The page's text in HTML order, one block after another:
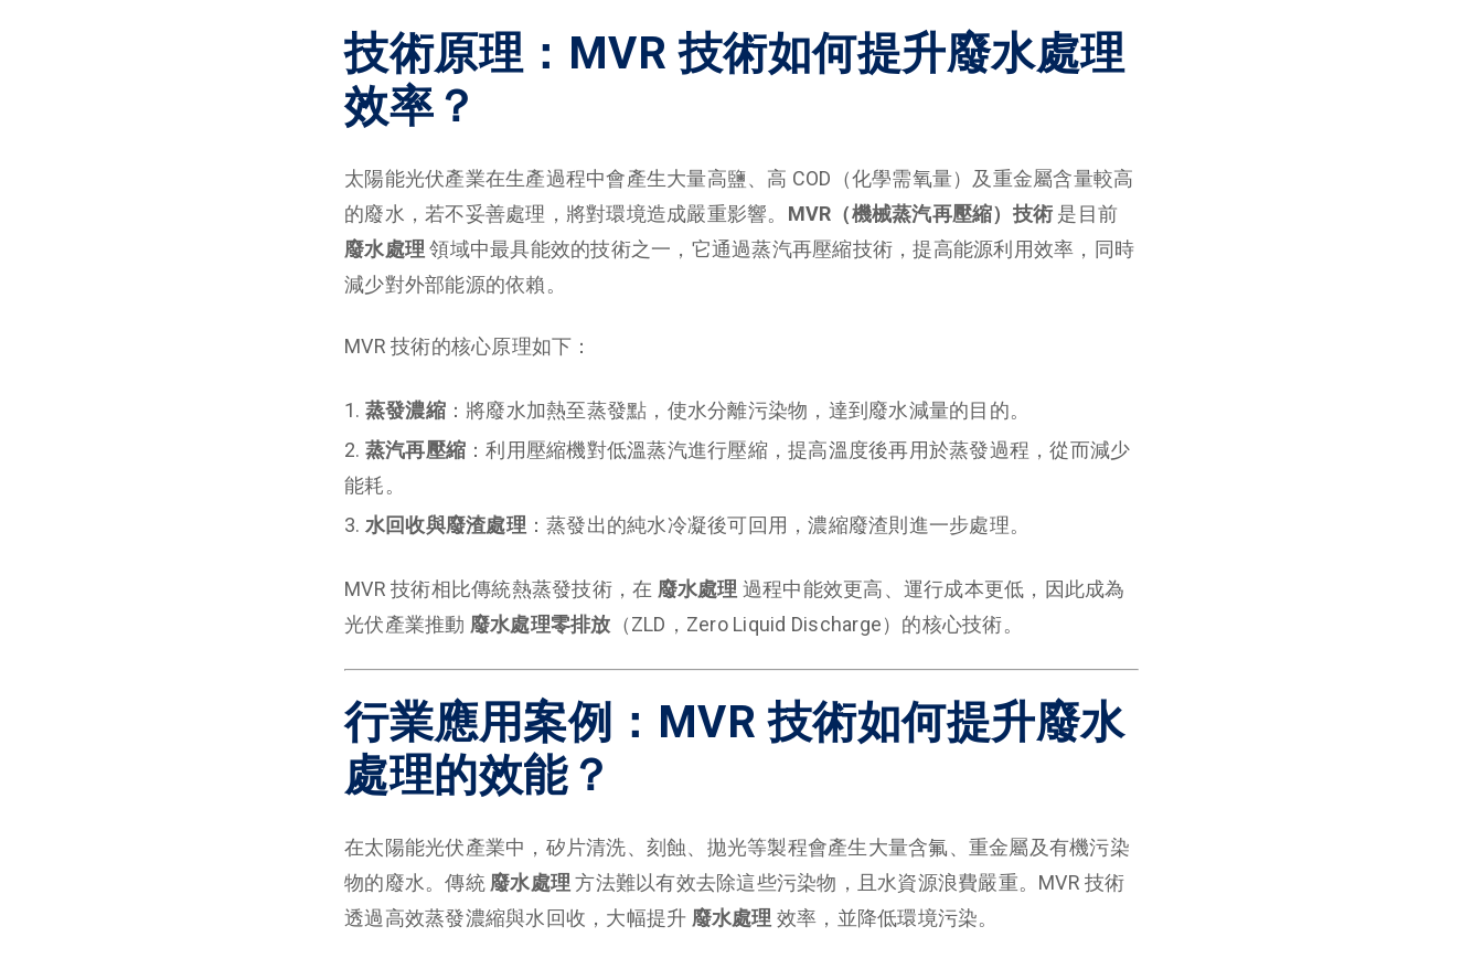
技術原理：MVR 技術如何提升廢水處理
效率？
太陽能光伏產業在生產過程中會產生大量高鹽、高 COD（化學需氧量）及重金屬含量較高
的廢水，若不妥善處理，將對環境造成嚴重影響。 MVR（機械蒸汽再壓縮）技術 是目前
廢水處理 領域中最具能效的技術之一，它通過蒸汽再壓縮技術，提高能源利用效率，同時
減少對外部能源的依賴。
MVR 技術的核心原理如下：
蒸發濃縮：將廢水加熱至蒸發點，使水分離污染物，達到廢水減量的目的。
蒸汽再壓縮 ：利用壓縮機對低溫蒸汽進行壓縮，提高溫度後再用於蒸發過程，從而減少
能耗。
水回收與廢渣處理 ：蒸發出的純水冷凝後可回用，濃縮廢渣則進一步處理。
MVR 技術相比傳統熱蒸發技術，在 廢水處理 過程中能效更高、運行成本更低，因此成為
光伏產業推動 廢水處理零排放 （ZLD，Zero Liquid Discharge）的核心技術。
行業應用案例：MVR 技術如何提升廢水
處理的效能？
在太陽能光伏產業中，矽片清洗、刻蝕、拋光等製程會產生大量含氟、重金屬及有機污染
物的廢水。傳統 廢水處理 方法難以有效去除這些污染物，且水資源浪費嚴重。MVR 技術
透過高效蒸發濃縮與水回收，大幅提升 廢水處理 效率，並降低環境污染。